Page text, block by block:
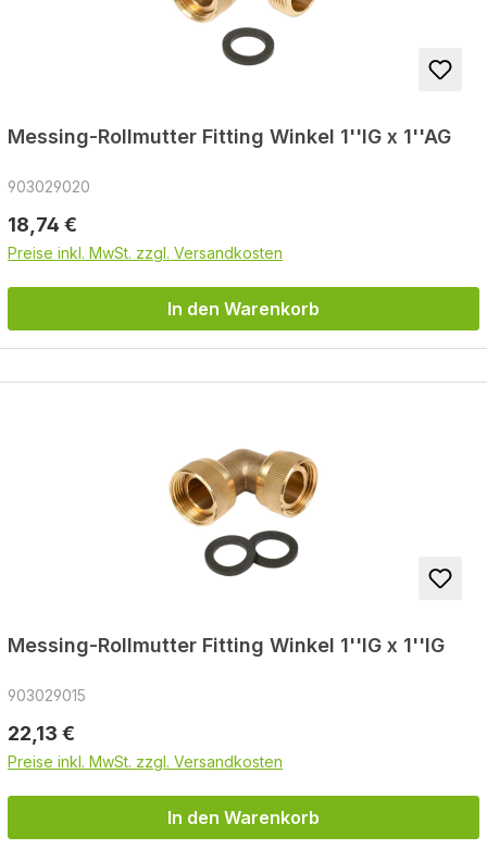
Messing-Rollmutter Fitting Winkel 1''IG x 1''AG
903029020
Regulärer Preis:
18,74 €
Preise inkl. MwSt. zzgl. Versandkosten
In den Warenkorb
Messing-Rollmutter Fitting Winkel 1''IG x 1''IG
903029015
Regulärer Preis:
22,13 €
Preise inkl. MwSt. zzgl. Versandkosten
In den Warenkorb